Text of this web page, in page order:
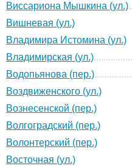
Виссариона Мышкина (ул.)
Вишневая (ул.)
Владимира Истомина (ул.)
Владимирская (ул.)
Водопьянова (пер.)
Воздвиженского (ул.)
Вознесенской (пер.)
Волгоградский (пер.)
Волонтерский (пер.)
Восточная (ул.)